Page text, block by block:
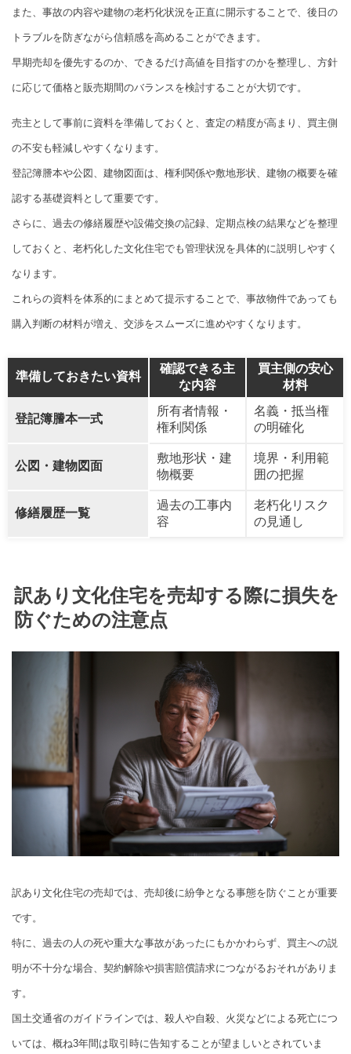
また、事故の内容や建物の老朽化状況を正直に開示することで、後日の
トラブルを防ぎながら信頼感を高めることができます。
早期売却を優先するのか、できるだけ高値を目指すのかを整理し、方針
に応じて価格と販売期間のバランスを検討することが大切です。
売主として事前に資料を準備しておくと、査定の精度が高まり、買主側
の不安も軽減しやすくなります。
登記簿謄本や公図、建物図面は、権利関係や敷地形状、建物の概要を確
認する基礎資料として重要です。
さらに、過去の修繕履歴や設備交換の記録、定期点検の結果などを整理
しておくと、老朽化した文化住宅でも管理状況を具体的に説明しやすく
なります。
これらの資料を体系的にまとめて提示することで、事故物件であっても
購入判断の材料が増え、交渉をスムーズに進めやすくなります。
準備しておきたい資料
確認できる主
な内容
買主側の安心
材料
登記簿謄本一式
所有者情報・
権利関係
名義・抵当権
の明確化
公図・建物図面
敷地形状・建
物概要
境界・利用範
囲の把握
修繕履歴一覧
過去の工事内
容
老朽化リスク
の見通し
訳あり文化住宅を売却する際に損失を
防ぐための注意点
訳あり文化住宅の売却では、売却後に紛争となる事態を防ぐことが重要
です。
特に、過去の人の死や重大な事故があったにもかかわらず、買主への説
明が不十分な場合、契約解除や損害賠償請求につながるおそれがありま
す。
国土交通省のガイドラインでは、殺人や自殺、火災などによる死亡につ
いては、概ね3年間は取引時に告知することが望ましいとされていま